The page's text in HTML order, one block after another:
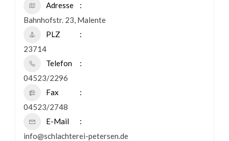
Adresse
Bahnhofstr. 23, Malente
PLZ
23714
Telefon
04523/2296
Fax
04523/2748
E-Mail
info@schlachterei-petersen.de